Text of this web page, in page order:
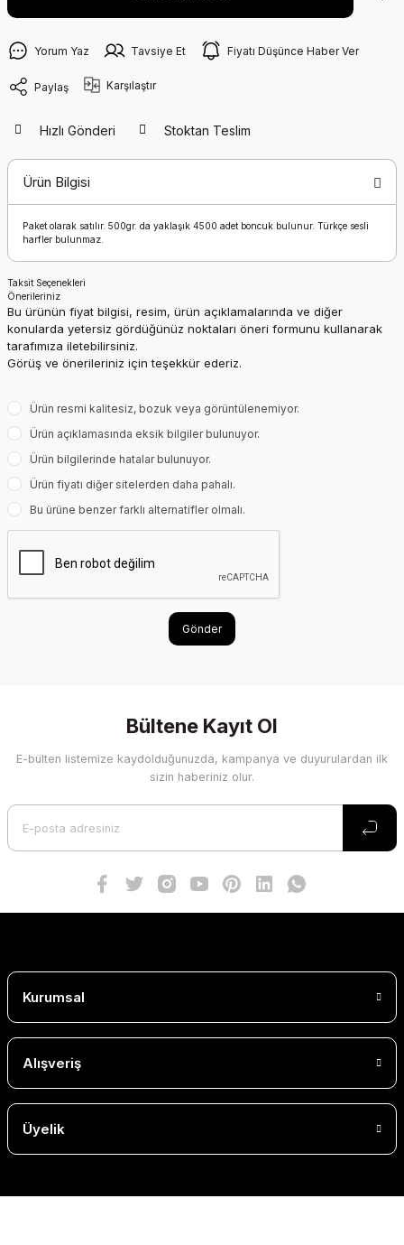
Yorum Yaz Tavsiye Et Fiyatı Düşünce Haber Ver
Paylaş Karşılaştır
Hızlı Gönderi Stoktan Teslim
Ürün Bilgisi
Paket olarak satılır. 500gr. da yaklaşık 4500 adet boncuk bulunur. Türkçe sesli
harfler bulunmaz.
Taksit Seçenekleri
Önerileriniz
Bu ürünün fiyat bilgisi, resim, ürün açıklamalarında ve diğer
konularda yetersiz gördüğünüz noktaları öneri formunu kullanarak
tarafımıza iletebilirsiniz.
Görüş ve önerileriniz için teşekkür ederiz.
Ürün resmi kalitesiz, bozuk veya görüntülenemiyor.
Ürün açıklamasında eksik bilgiler bulunuyor.
Ürün bilgilerinde hatalar bulunuyor.
Ürün fiyatı diğer sitelerden daha pahalı.
Bu ürüne benzer farklı alternatifler olmalı.
Gönder
Bültene Kayıt Ol
E-bülten listemize kaydolduğunuzda, kampanya ve duyurulardan ilk
sizin haberiniz olur.
Kurumsal
Alışveriş
Üyelik